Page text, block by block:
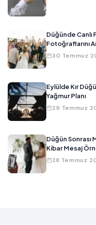
Düğünde Canlı
Fotoğraflarını
30 Temmuz
Eylülde Kır
Yağmur Planı
29 Temmuz
Düğün
Kibar Mesaj
28 Temmuz